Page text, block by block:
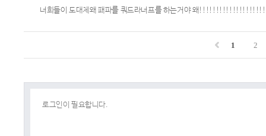
너희들이 도대체왜 패파를 쿼드라너프를 하는거야 왜
1 2